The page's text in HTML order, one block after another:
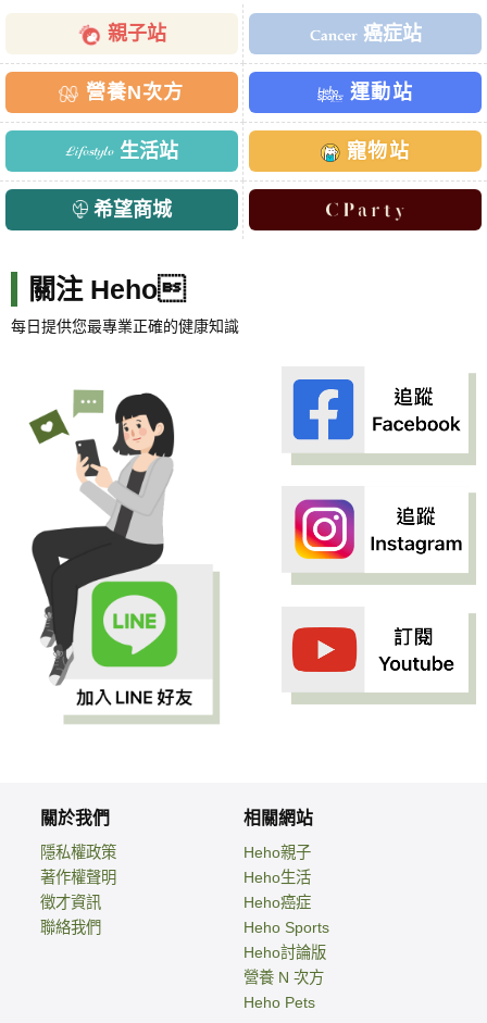
親子站 癌症站
營養N次方 運動站
生活站 寵物站
希望商城
關注 Heho
每日提供您最專業正確的健康知識
關於我們
隱私權政策
著作權聲明
徵才資訊
聯絡我們
相關網站
Heho親子
Heho生活
Heho癌症
Heho Sports
Heho討論版
營養 N 次方
Heho Pets